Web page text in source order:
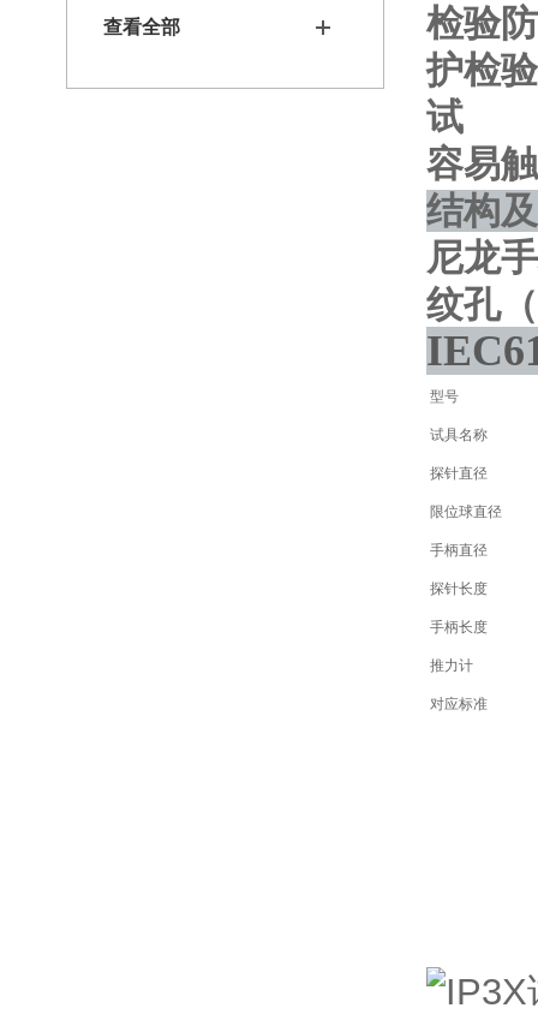
查看全部
检验
护检
试
容易
结构
尼龙
纹孔
型号
试具名称
探针直径
限位球直径
手柄直径
探针长度
手柄长度
推力计
对应标准